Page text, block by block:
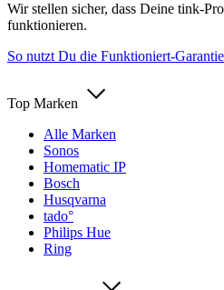
Wir stellen sicher, dass Deine tink-
funktionieren.
So nutzt Du die Funktioniert-Garantie
Top Marken
Alle Marken
Sonos
Homematic IP
Bosch
Husqvarna
tado°
Philips Hue
Ring